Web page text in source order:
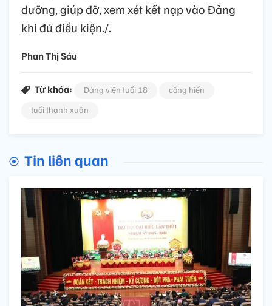
dưỡng, giúp đỡ, xem xét kết nạp vào Đảng
khi đủ điều kiện./.
Phan Thị Sáu
Từ khóa: Đảng viên tuổi 18
cống hiến
tuổi thanh xuân
Tin liên quan